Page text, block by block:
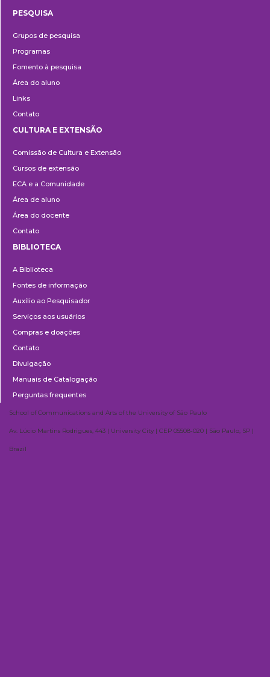
PESQUISA
Grupos de pesquisa
Programas
Fomento à pesquisa
Área do aluno
Links
Contato
e
Extensão
CULTURA E EXTENSÃO
Comissão de Cultura e Extensão
Cursos de extensão
ECA e a Comunidade
Área de aluno
Área do docente
Contato
BIBLIOTECA
A Biblioteca
Fontes de informação
Auxílio ao Pesquisador
Serviços aos usuários
Compras e doações
Contato
Divulgação
Manuais de Catalogação
Perguntas frequentes
School of Communications and Arts of the University of São Paulo
Av. Lúcio Martins Rodrigues, 443 | University City | CEP 05508-020 | São Paulo, SP |
Brazil